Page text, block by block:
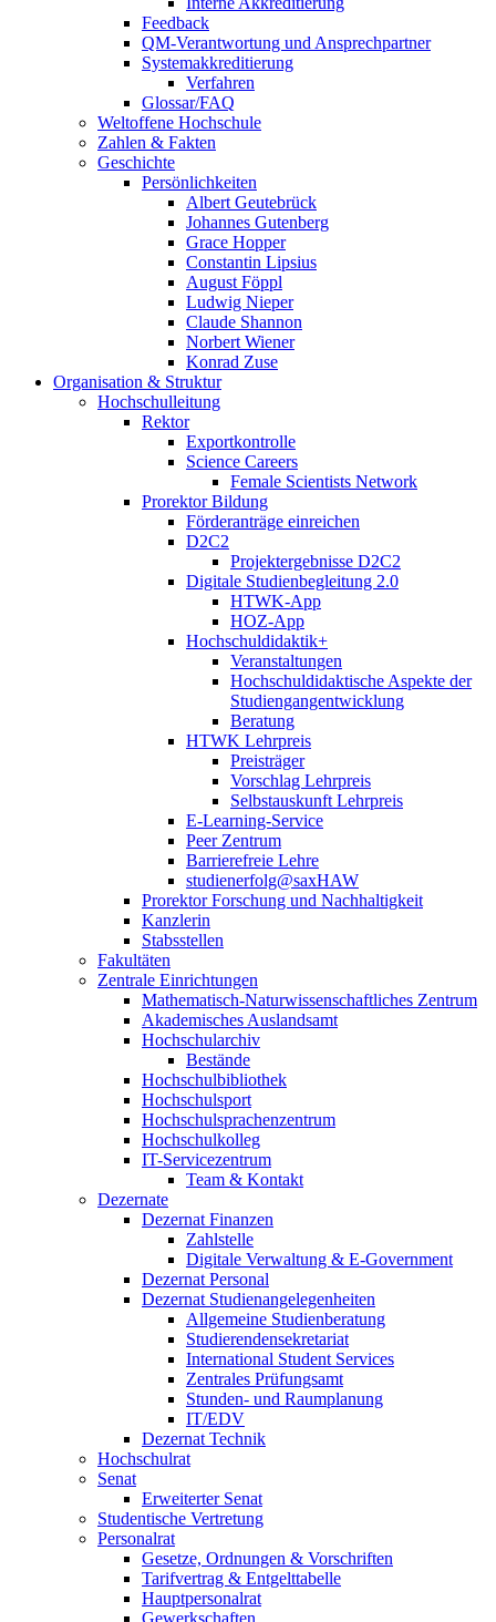
Feedback
QM-Verantwortung und Ansprechpartner
Systemakkreditierung
Verfahren
Glossar/FAQ
Weltoffene Hochschule
Zahlen & Fakten
Geschichte
Persönlichkeiten
Albert Geutebrück
Johannes Gutenberg
Grace Hopper
Constantin Lipsius
August Föppl
Ludwig Nieper
Claude Shannon
Norbert Wiener
Konrad Zuse
Organisation & Struktur
Hochschulleitung
Rektor
Exportkontrolle
Science Careers
Female Scientists Network
Prorektor Bildung
Förderanträge einreichen
D2C2
Projektergebnisse D2C2
Digitale Studienbegleitung 2.0
HTWK-App
HOZ-App
Hochschuldidaktik+
Veranstaltungen
Hochschuldidaktische Aspekte der
Studiengangentwicklung
Beratung
HTWK Lehrpreis
Preisträger
Vorschlag Lehrpreis
Selbstauskunft Lehrpreis
E-Learning-Service
Peer Zentrum
Barrierefreie Lehre
studienerfolg@saxHAW
Prorektor Forschung und Nachhaltigkeit
Kanzlerin
Stabsstellen
Fakultäten
Zentrale Einrichtungen
Mathematisch-Naturwissenschaftliches Zentrum
Akademisches Auslandsamt
Hochschularchiv
Bestände
Hochschulbibliothek
Hochschulsport
Hochschulsprachenzentrum
Hochschulkolleg
IT-Servicezentrum
Team & Kontakt
Dezernate
Dezernat Finanzen
Zahlstelle
Digitale Verwaltung & E-Government
Dezernat Personal
Dezernat Studienangelegenheiten
Allgemeine Studienberatung
Studierendensekretariat
International Student Services
Zentrales Prüfungsamt
Stunden- und Raumplanung
IT/EDV
Dezernat Technik
Hochschulrat
Senat
Erweiterter Senat
Studentische Vertretung
Personalrat
Gesetze, Ordnungen & Vorschriften
Tarifvertrag & Entgelttabelle
Hauptpersonalrat
Gewerkschaften